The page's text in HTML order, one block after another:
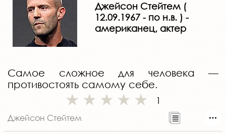
Джейсон Стейтем (
12.09.1967 - по н.в. ) -
американец, актер
Самое сложное для человека —
противостоять самому себе.
1
Джейсон Стейтем